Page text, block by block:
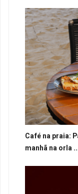
Café na praia:
manhã na orla